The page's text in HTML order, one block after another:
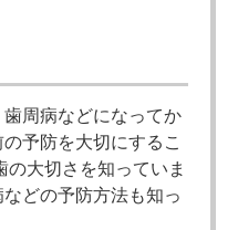
周病などになってか
予防を大切にするこ
の大切さを知っていま
どの予防方法も知っ